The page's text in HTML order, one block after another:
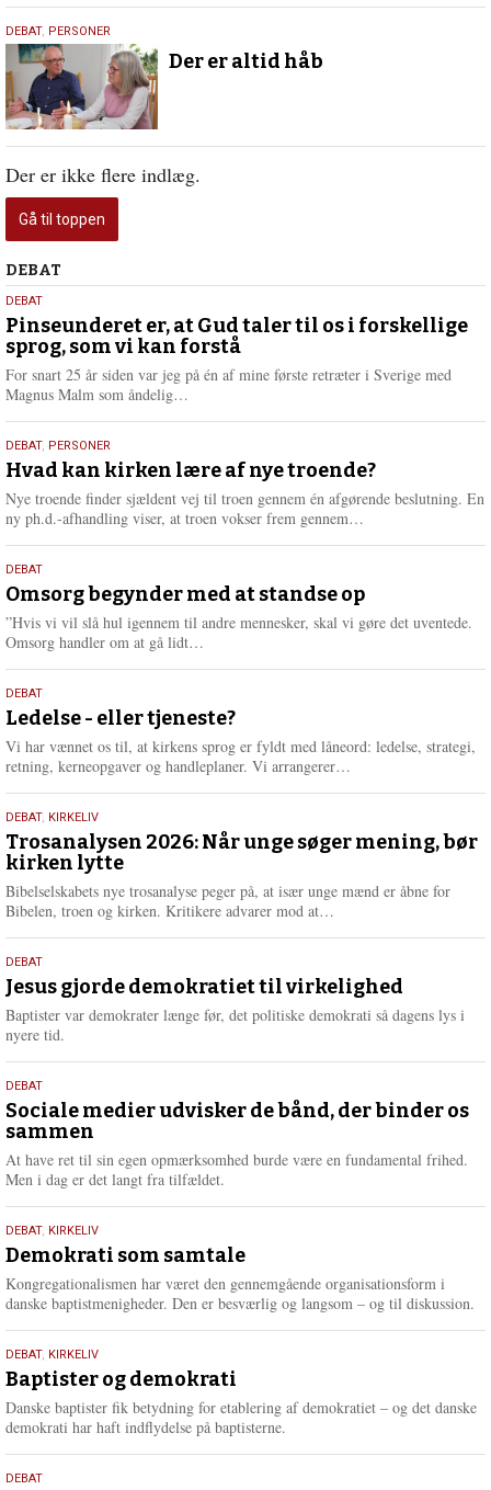
9.
juli
2020
DEBAT, PERSONER
Der er altid håb
Der er ikke flere indlæg.
Gå til toppen
Debat
DEBAT
5.
august
2026
DEBAT
Pinseunderet er, at Gud taler til os i forskellige
sprog, som vi kan forstå
For snart 25 år siden var jeg på én af mine første retræter i Sverige med
Magnus Malm som åndelig…
e
r
e
25.
juli
2026
DEBAT, PERSONER
Hvad kan kirken lære af nye troende?
Nye troende finder sjældent vej til troen gennem én afgørende beslutning. En
ny ph.d.-afhandling viser, at troen vokser frem gennem…
e
r
e
9.
juli
2026
DEBAT
Omsorg begynder med at standse op
”Hvis vi vil slå hul igennem til andre mennesker, skal vi gøre det uventede.
Omsorg handler om at gå lidt…
e
r
e
10.
juni
2026
DEBAT
Ledelse - eller tjeneste?
Vi har vænnet os til, at kirkens sprog er fyldt med låneord: ledelse, strategi,
retning, kerneopgaver og handleplaner. Vi arrangerer…
e
2.
juni
2026
DEBAT, KIRKELIV
Trosanalysen 2026: Når unge søger mening, bør
kirken lytte
Bibelselskabets nye trosanalyse peger på, at især unge mænd er åbne for
Bibelen, troen og kirken. Kritikere advarer mod at…
e
r
18.
maj
2026
DEBAT
Jesus gjorde demokratiet til virkelighed
Baptister var demokrater længe før, det politiske demokrati så dagens lys i
nyere tid.
18.
maj
2026
DEBAT
Sociale medier udvisker de bånd, der binder os
sammen
At have ret til sin egen opmærksomhed burde være en fundamental frihed.
Men i dag er det langt fra tilfældet.
18.
maj
2026
DEBAT, KIRKELIV
Demokrati som samtale
Kongregationalismen har været den gennemgående organisationsform i
danske baptistmenigheder. Den er besværlig og langsom – og til diskussion.
18.
maj
2026
DEBAT, KIRKELIV
Baptister og demokrati
Danske baptister fik betydning for etablering af demokratiet – og det danske
demokrati har haft indflydelse på baptisterne.
18.
DEBAT